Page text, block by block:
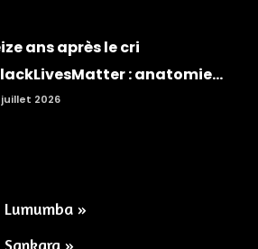
ans après le cri
: anatomie...
juillet 2026
Lumumba »
»